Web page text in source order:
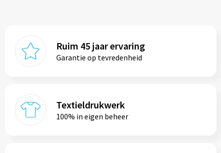
Ruim 45 jaar ervaring
Garantie op tevredenheid
Textieldrukwerk
100% in eigen beheer